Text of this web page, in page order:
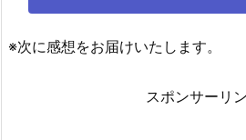
※次に感想をお届けいたします。
スポンサーリ